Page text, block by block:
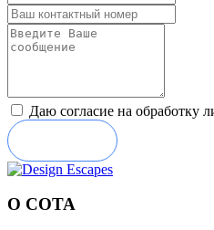
Даю согласие на обработку
О СОТА